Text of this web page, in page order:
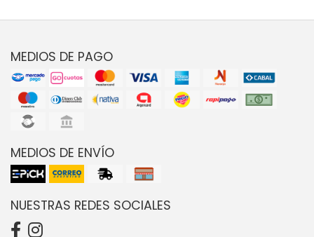
MEDIOS DE PAGO
MEDIOS DE ENVÍO
NUESTRAS REDES SOCIALES